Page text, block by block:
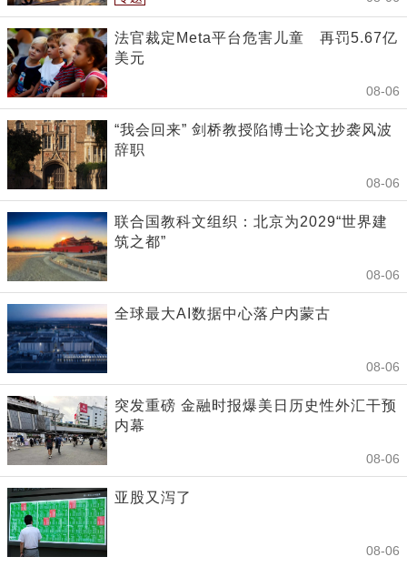
法官裁定Meta平台危害儿童 再罚5.67亿
美元
08-06
“我会回来” 剑桥教授陷博士论文抄袭风波
辞职
08-06
联合国教科文组织：北京为2029“世界建
筑之都”
08-06
全球最大AI数据中心落户内蒙古
08-06
突发重磅 金融时报爆美日历史性外汇干预
内幕
08-06
亚股又泻了
08-06